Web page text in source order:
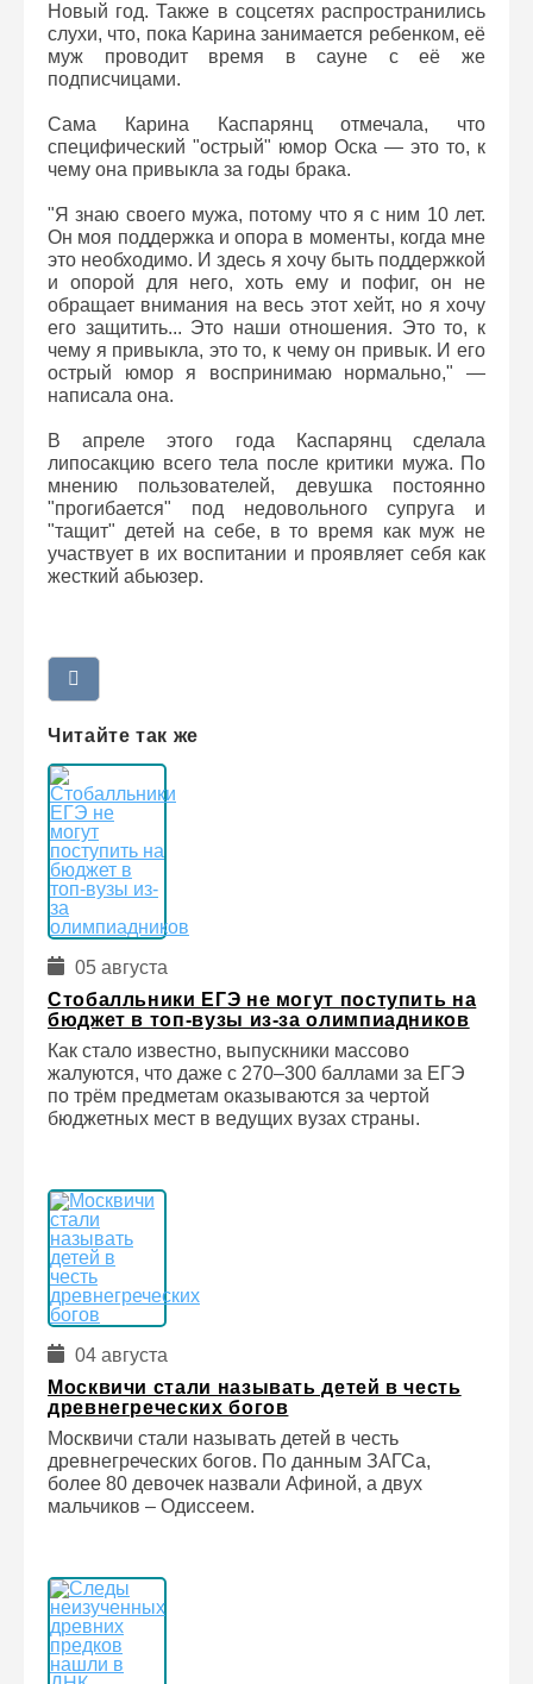
Новый год. Также в соцсетях распространились
слухи, что, пока Карина занимается ребенком, её
муж проводит время в сауне с её же
подписчицами.
Сама Карина Каспарянц отмечала, что
специфический "острый" юмор Оска — это то, к
чему она привыкла за годы брака.
"Я знаю своего мужа, потому что я с ним 10 лет.
Он моя поддержка и опора в моменты, когда мне
это необходимо. И здесь я хочу быть поддержкой
и опорой для него, хоть ему и пофиг, он не
обращает внимания на весь этот хейт, но я хочу
его защитить... Это наши отношения. Это то, к
чему я привыкла, это то, к чему он привык. И его
острый юмор я воспринимаю нормально," —
написала она.
В апреле этого года Каспарянц сделала
липосакцию всего тела после критики мужа. По
мнению пользователей, девушка постоянно
"прогибается" под недовольного супруга и
"тащит" детей на себе, в то время как муж не
участвует в их воспитании и проявляет себя как
жесткий абьюзер.
Читайте так же
05 августа
Стобалльники ЕГЭ не могут поступить на
бюджет в топ-вузы из-за олимпиадников
Как стало известно, выпускники массово
жалуются, что даже с 270–300 баллами за ЕГЭ
по трём предметам оказываются за чертой
бюджетных мест в ведущих вузах страны.
04 августа
Москвичи стали называть детей в честь
древнегреческих богов
Москвичи стали называть детей в честь
древнегреческих богов. По данным ЗАГСа,
более 80 девочек назвали Афиной, а двух
мальчиков – Одиссеем.